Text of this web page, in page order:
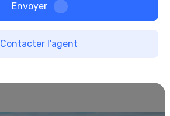
Envoyer
Contacter l'agent